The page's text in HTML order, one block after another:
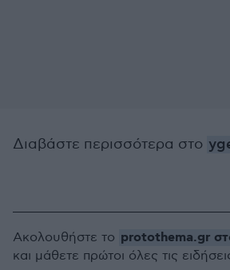
Διαβάστε περισσότερα στο
Ακολουθήστε το protothema.gr
και μάθετε πρώτοι όλες τις